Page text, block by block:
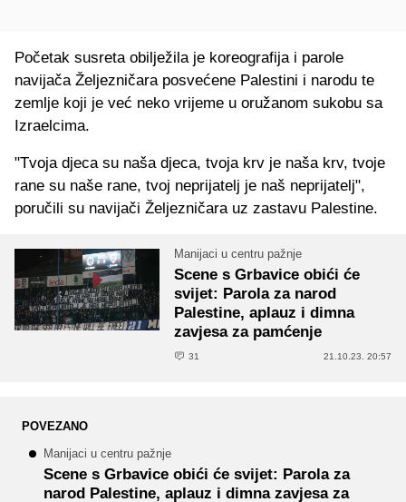
Početak susreta obilježila je koreografija i parole
navijača Željezničara posvećene Palestini i narodu te
zemlje koji je već neko vrijeme u oružanom sukobu sa
Izraelcima.
"Tvoja djeca su naša djeca, tvoja krv je naša krv, tvoje
rane su naše rane, tvoj neprijatelj je naš neprijatelj",
poručili su navijači Željezničara uz zastavu Palestine.
Manijaci u centru pažnje
Scene s Grbavice obići će
svijet: Parola za narod
Palestine, aplauz i dimna
zavjesa za pamćenje
31 21.10.23. 20:57
POVEZANO
Manijaci u centru pažnje
Scene s Grbavice obići će svijet: Parola za
narod Palestine, aplauz i dimna zavjesa za